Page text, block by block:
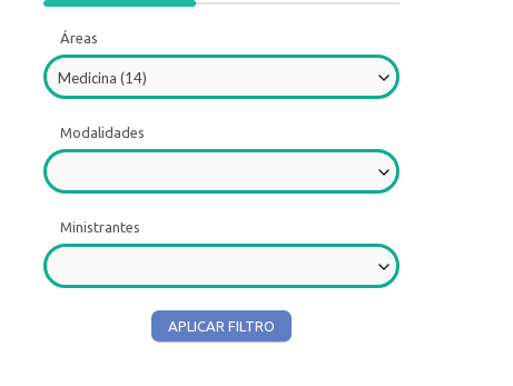
Áreas
Medicina (14)
Modalidades
Ministrantes
APLICAR FILTRO